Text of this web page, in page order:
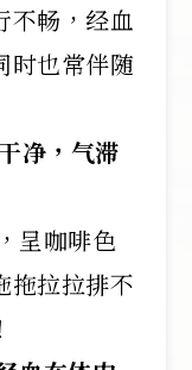
不畅，经血
时也常伴随
净，气滞
呈咖啡色
拖拉拉排不